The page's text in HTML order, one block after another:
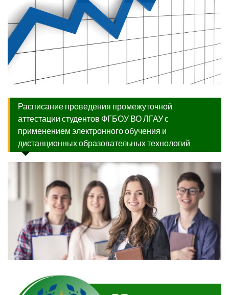
Расписание проведения промежуточной
аттестации студентов ФГБОУ ВО ЛГАУ с
применением электронного обучения и
дистанционных образовательных технологий